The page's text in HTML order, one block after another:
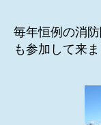
毎年恒例の消
も参加して来ま